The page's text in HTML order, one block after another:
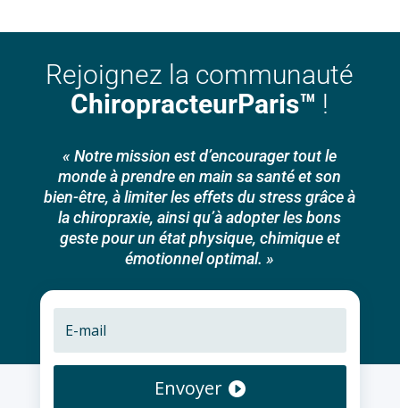
Rejoignez la communauté
ChiropracteurParis™ !
« Notre mission est d’encourager tout le
monde à prendre en main sa santé et son
bien-être, à limiter les effets du stress grâce à
la chiropraxie, ainsi qu’à adopter les bons
geste pour un état physique, chimique et
émotionnel optimal. »
Envoyer